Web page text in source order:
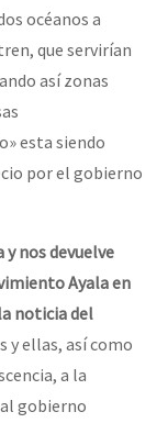
océanos a
que servirían
así zonas
esta siendo
por el gobierno
nos devuelve
Ayala en
noticia del
y ellas, así como
a la
gobierno